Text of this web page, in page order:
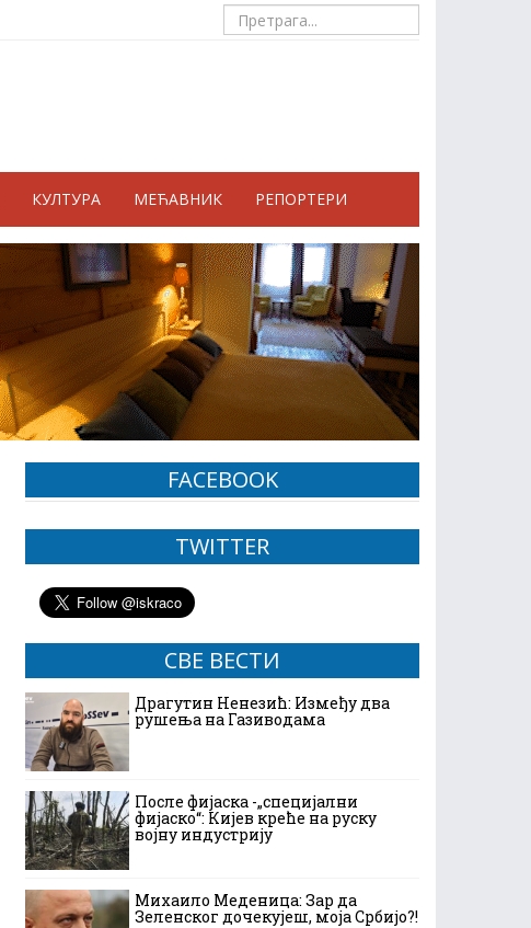
КУЛТУРА МЕЋАВНИК РЕПОРТЕРИ
FACEBOOK
TWITTER
СВЕ ВЕСТИ
Драгутин Ненезић: Између два
рушења на Газиводама
После фијаска -„специјални
фијаско“: Кијев креће на руску
војну индустрију
Михаило Меденица: Зар да
Зеленског дочекујеш, моја Србијо?!